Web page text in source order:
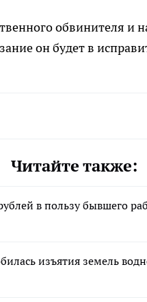
обвинителя и
он будет в
Читайте также:
в пользу бывшего
изъятия земель